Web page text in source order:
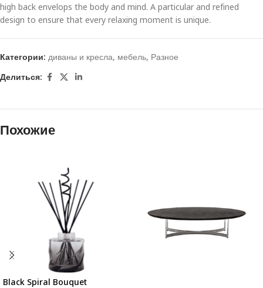
high back envelops the body and mind. A particular and refined
design to ensure that every relaxing moment is unique.
Категории: диваны и кресла, мебель, Разное
Делиться:
Похожие
Black Spiral Bouquet